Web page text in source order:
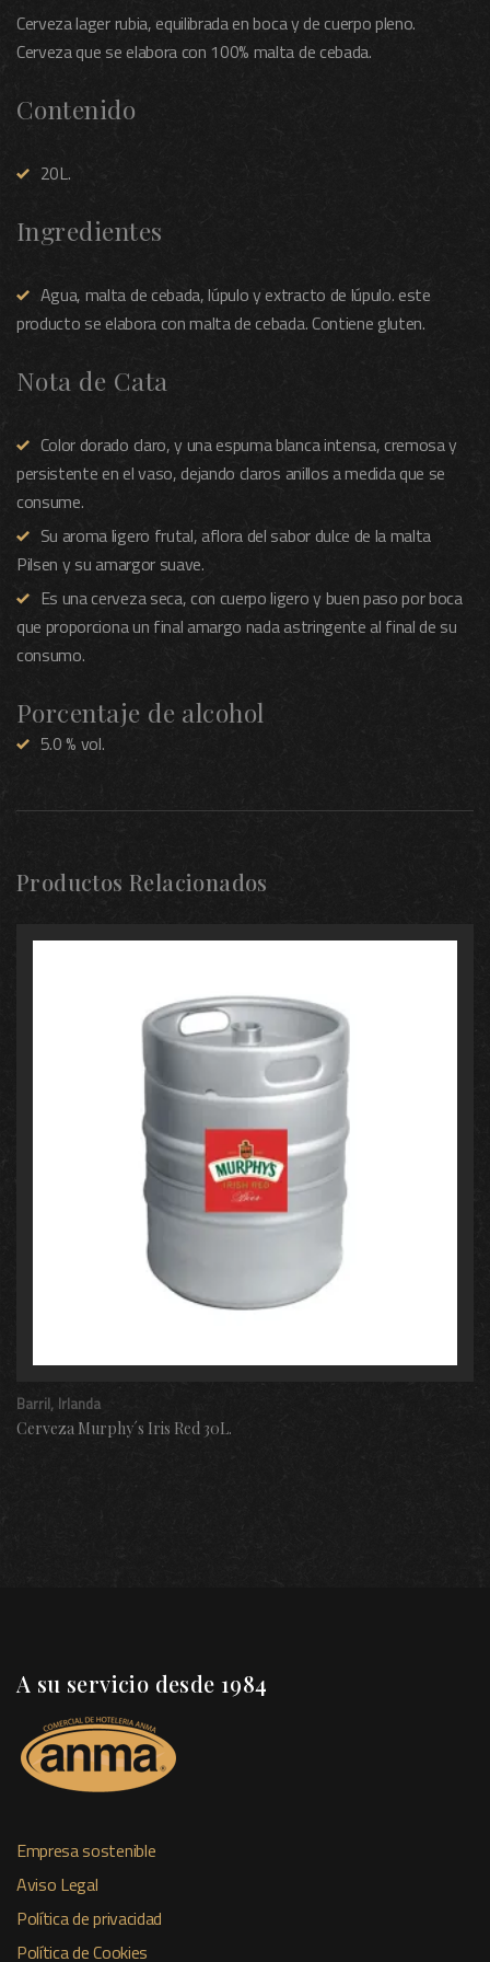
Cerveza lager rubia, equilibrada en boca y de cuerpo pleno.
Cerveza que se elabora con 100% malta de cebada.
Contenido
20L.
Ingredientes
Agua, malta de cebada, lúpulo y extracto de lúpulo. este
producto se elabora con malta de cebada. Contiene gluten.
Nota de Cata
Color dorado claro, y una espuma blanca intensa, cremosa y
persistente en el vaso, dejando claros anillos a medida que se
consume.
Su aroma ligero frutal, aflora del sabor dulce de la malta
Pilsen y su amargor suave.
Es una cerveza seca, con cuerpo ligero y buen paso por boca
que proporciona un final amargo nada astringente al final de su
consumo.
Porcentaje de alcohol
5.0 % vol.
Productos Relacionados
Barril Irlanda
Cerveza Murphy´s Iris Red 30L.
A su servicio desde 1984
Empresa sostenible
Aviso Legal
Política de privacidad
Política de Cookies